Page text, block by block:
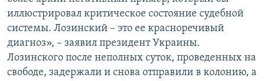
иллюстрировал критическое состояние судебной
системы. Лозинский – это ее красноречивый
диагноз», – заявил президент Украины.
Лозинского после неполных суток, проведенных на
свободе, задержали и снова отправили в колонию, а